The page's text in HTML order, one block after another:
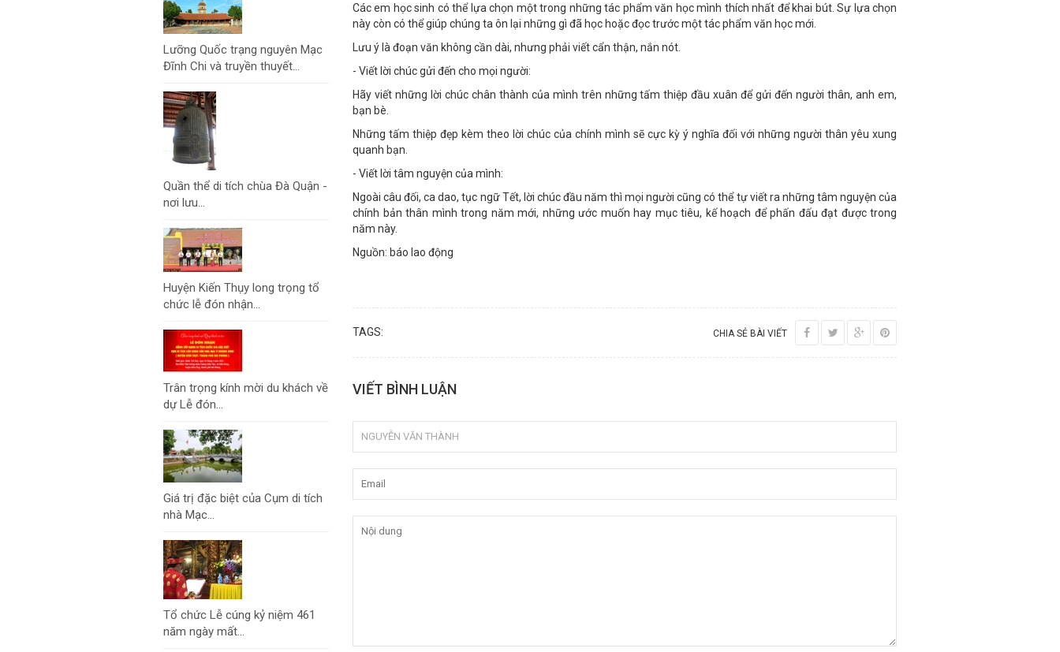
Lưỡng Quốc trạng nguyên Mạc
Đĩnh Chi và truyền thuyết...
Quần thể di tích chùa Đà Quận -
nơi lưu...
Huyện Kiến Thụy long trọng tổ
chức lễ đón nhận...
Trân trọng kính mời du khách về
dự Lễ đón...
Giá trị đặc biệt của Cụm di tích
nhà Mạc...
Tổ chức Lễ cúng kỷ niệm 461
năm ngày mất...
Các em học sinh có thể lựa chọn một trong những tác phẩm văn học mình thích nhất để khai bút. Sự lựa chọn
này còn có thể giúp chúng ta ôn lại những gì đã học hoặc đọc trước một tác phẩm văn học mới.
Lưu ý là đoạn văn không cần dài, nhưng phải viết cẩn thận, nắn nót.
- Viết lời chúc gửi đến cho mọi người:
Hãy viết những lời chúc chân thành của mình trên những tấm thiệp đầu xuân để gửi đến người thân, anh em,
bạn bè.
Những tấm thiệp đẹp kèm theo lời chúc của chính mình sẽ cực kỳ ý nghĩa đối với những người thân yêu xung
quanh bạn.
- Viết lời tâm nguyện của mình:
Ngoài câu đối, ca dao, tục ngữ Tết, lời chúc đầu năm thì mọi người cũng có thể tự viết ra những tâm nguyện của
chính bản thân mình trong năm mới, những ước muốn hay mục tiêu, kế hoạch để phấn đấu đạt được trong
năm này.
Nguồn: báo lao động
TAGS: CHIA SẺ BÀI VIẾT
VIẾT BÌNH LUẬN